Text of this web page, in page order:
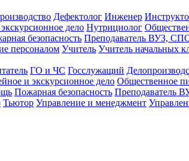
Дефектолог Инженер
дело Нутрициолог
безопасность Преподаватель ВУЗ,
персоналом Учитель Учитель начальных
ГО и ЧС Госслужащий
и экскурсионное дело Общественное
Пожарная безопасность Преподаватель
Тьютор Управление и менеджмент